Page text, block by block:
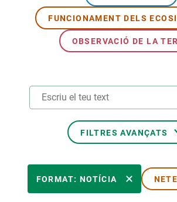
FUNCIONAMENT DELS
OBSERVACIÓ DE LA
FILTRES AVANÇATS
FORMAT: NOTÍCIA
PARTICIPA
NOTÍCIES I AGENDA